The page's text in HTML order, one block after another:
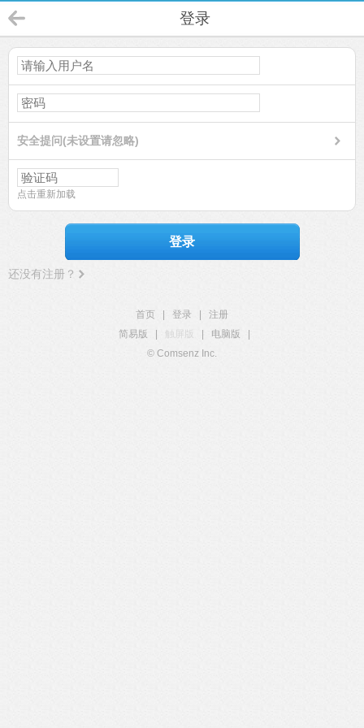
登录
安全提问(未设置请忽略)
点击重新加载
登录
还没有注册？
首页 登录
注册
简易版
触屏版 电脑版
© Comsenz Inc.